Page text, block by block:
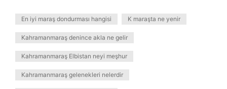
En iyi maraş dondurması hangisi K maraşta ne yenir
Kahramanmaraş denince akla ne gelir
Kahramanmaraş Elbistan neyi meşhur
Kahramanmaraş gelenekleri nelerdir